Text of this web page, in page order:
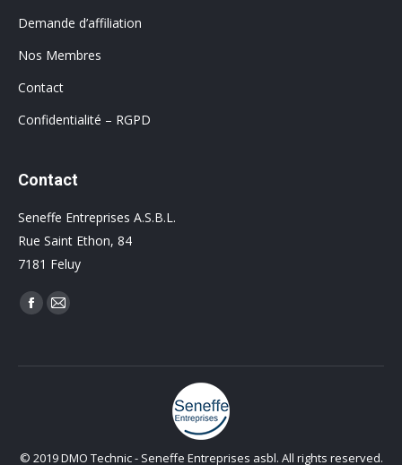
Demande d’affiliation
Nos Membres
Contact
Confidentialité – RGPD
Contact
Seneffe Entreprises A.S.B.L.
Rue Saint Ethon, 84
7181 Feluy
Trouvez nous sur :
Facebook
Mail
© 2019 DMO Technic - Seneffe Entreprises asbl. All rights reserved.